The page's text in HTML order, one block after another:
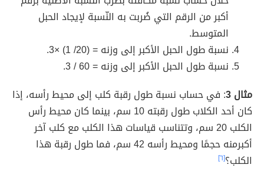
أكبر من الرقم التي ضُربت به النّسبة لإيجاد الحبل
المتوسط.
نسبة طول الحبل الأكبر إلى وزنه = (20/ 1) ×3.
نسبة طول الحبل الأكبر إلى وزنه = 60 / 3.
مثال 3 : في حساب نسبة طول رقبة كلب إلى محيط رأسه، إذا
كان أحد الكلاب طول رقبته 10 سم، بينما كان محيط رأس
الكلب 20 سم، وتتناسب قياسات هذا الكلب مع كلب آخر
أكبرمنه حجمًا ومحيط رأسه 42 سم، فما طول رقبة هذا
الكلب؟[٦]